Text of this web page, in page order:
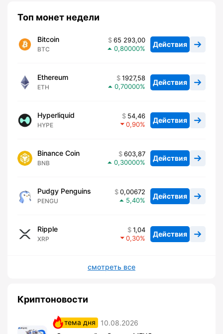
Топ монет недели
Bitcoin
BTC
65 293,00
0,80000
Действия
Ethereum
ETH
1927,58
0,70000
Действия
Hyperliquid
HYPE
54,46
0,90
Действия
Binance Coin
BNB
603,87
0,30000
Действия
Pudgy Penguins
PENGU
0,00672
5,40
Действия
Ripple
XRP
1,04
0,30
Действия
смотреть все
Криптоновости
тема дня
10.08.2026